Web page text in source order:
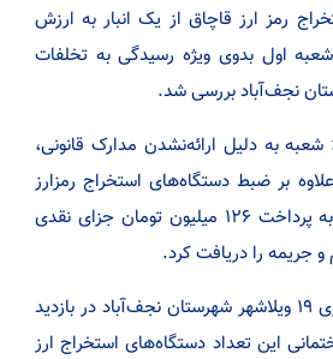
استخراج رمز ارز قاچاق از یک انبار به ارزش
شعبه اول بدوی ویژه رسیدگی به تخلفات
نجف‌آباد بررسی شد.
به دلیل ارائه‌نشدن مدارک قانونی،
بر ضبط دستگاه‌های استخراج رمزارز
کشف شده، متخلف را به پرداخت ۱۲۶ میلیون تومان جزای نقدی
جریمه را دریافت کرد.
وی گفت: مأموران کلانتری ۱۹ ویلاشهر شهرستان نجف‌آباد در بازدید
این تعداد دستگاه‌های استخراج ارز